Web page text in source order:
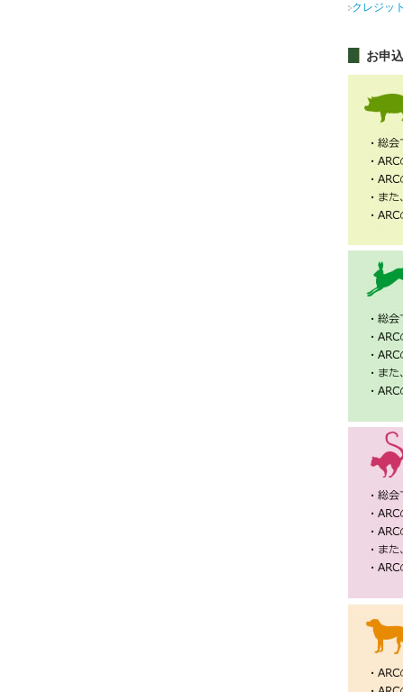
クレジッ
お申